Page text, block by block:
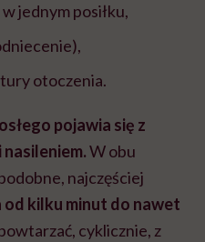
jednym posiłku,
otoczenia.
pojawia się z
W obu
najczęściej
od kilku minut do nawet
cyklicznie, z